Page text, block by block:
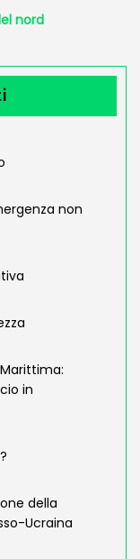
nord
non
in
della
Ucraina